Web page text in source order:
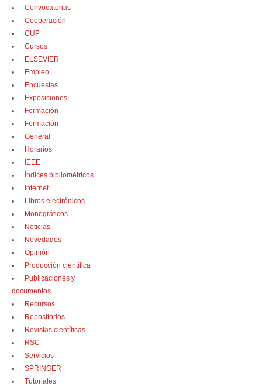
Convocatorias
Cooperación
CUP
Cursos
ELSEVIER
Empleo
Encuestas
Exposiciones
Formación
Formación
General
Horarios
IEEE
Índices bibliométricos
Internet
Libros electrónicos
Monográficos
Noticias
Novedades
Opinión
Producción científica
Publicaciones y
documentos
Recursos
Repositorios
Revistas científicas
RSC
Servicios
SPRINGER
Tutoriales